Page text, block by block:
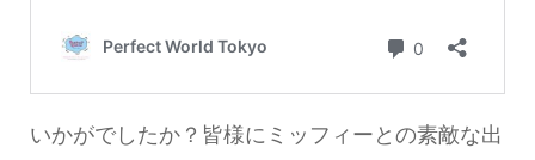
いかがでしたか？皆様にミッフィーとの素敵な出